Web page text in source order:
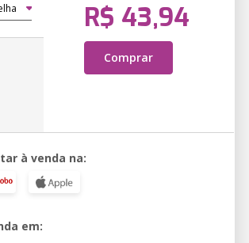
R$ 43,94
Comprar
à venda na:
em: